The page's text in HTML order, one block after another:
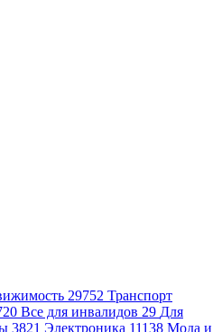
29752 Транспорт
Все для инвалидов 29 Для
3821 Электроника 11138 Мода и